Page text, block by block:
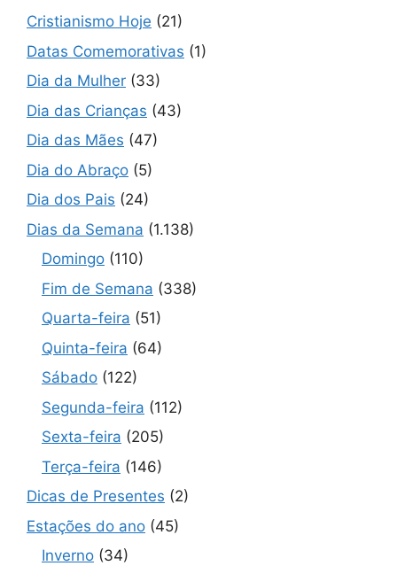
Cristianismo Hoje (21)
Datas Comemorativas (1)
Dia da Mulher (33)
Dia das Crianças (43)
Dia das Mães (47)
Dia do Abraço (5)
Dia dos Pais (24)
Dias da Semana (1.138)
Domingo (110)
Fim de Semana (338)
Quarta-feira (51)
Quinta-feira (64)
Sábado (122)
Segunda-feira (112)
Sexta-feira (205)
Terça-feira (146)
Dicas de Presentes (2)
Estações do ano (45)
Inverno (34)